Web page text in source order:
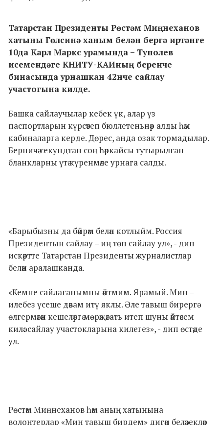
Татарстан Президенты Рөстәм Миңнеханов
хатыны Гөлсинә ханым белән бергә иртәнге
10да Карл Маркс урамында – Туполев
исемендәге КНИТУ-КАИның беренче
бинасында урнашкан 42нче сайлау
участогына килде.
Башка сайлаучылар кебек үк, алар үз
паспортларын күрсәтеп бюллетеньнәр алды һәм
кабиналарга керде. Дөрес, анда озак тормадылар.
Берничә секундтан соң һәркайсы тутырылган
бланкларны үтә күренмәле урнага салды.
«Барыбызны да бәйрәм белән котлыйм. Россия
Президентын сайлау – иң төп сайлау ул», - дип
искәртте Татарстан Президенты журналистлар
белән аралашканда.
«Кемне сайлаганымны әйтмим. Ярамый. Мин –
илебез үсеше дәвам итү яклы. Әле тавыш бирергә
өлгермәгән кешеләргә мөрәҗәгать итеп шуны әйтәсем
килә: сайлау участокларына килегез», - дип өстәде
ул.
Рөстәм Миңнеханов һәм аның хатынына
волонтерлар «Мин тавыш бирдем» дигән беләзекләр